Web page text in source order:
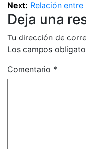
Next: Relación
Deja una
Tu dirección de
Los campos
Comentario *